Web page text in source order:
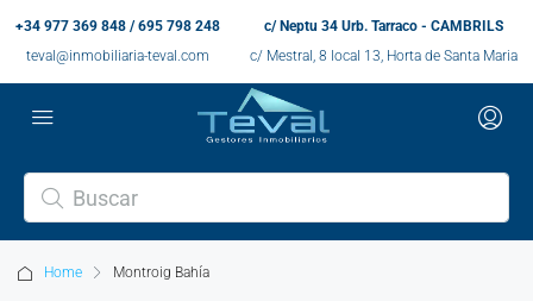
+34 977 369 848 / 695 798 248
teval@inmobiliaria-teval.com
c/ Neptu 34 Urb. Tarraco - CAMBRILS
c/ Mestral, 8 local 13, Horta de Santa Maria
Home Montroig Bahía